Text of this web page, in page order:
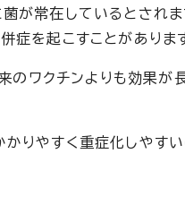
が常在しているとされま
症を起こすことがあります
ワクチンよりも効果が長
りやすく重症化しやすい